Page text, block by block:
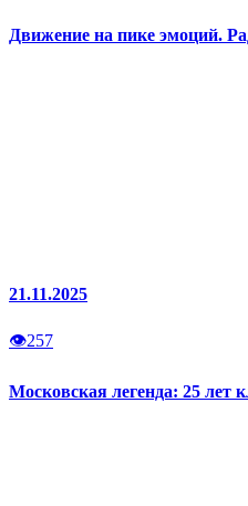
Движение на пике эмоций.
21.11.2025
👁257
Московская легенда: 25 лет